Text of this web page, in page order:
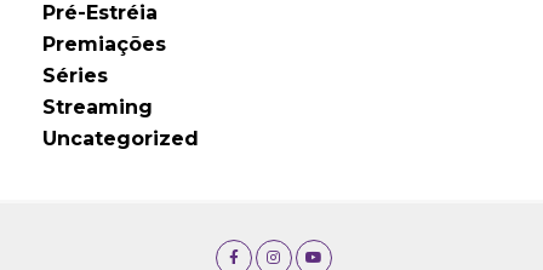
Pré-Estréia
Premiações
Séries
Streaming
Uncategorized